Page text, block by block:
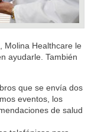
Molina Healthcare le
ayudarle. También
que se envía dos
eventos, los
de salud